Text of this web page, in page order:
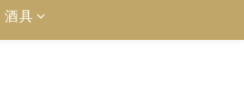
酒具